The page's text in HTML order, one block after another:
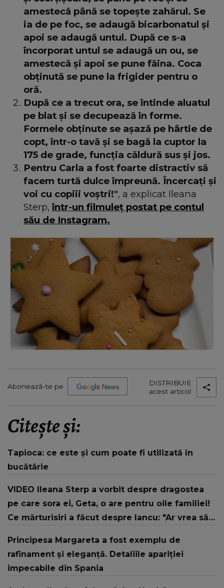
amestecă până se topește zahărul. Se
ia de pe foc, se adaugă bicarbonatul și
apoi se adaugă untul. După ce s-a
încorporat untul se adaugă un ou, se
amestecă și apoi se pune făina. Coca
obținută se pune la frigider pentru o
oră.
După ce a trecut ora, se întinde aluatul
pe blat și se decupează în forme.
Formele obținute se așază pe hârtie de
copt, într-o tavă și se bagă la cuptor la
175 de grade, funcția căldură sus și jos.
Pentru Carla a fost foarte distractiv să
facem turtă dulce împreună. Încercați și
voi cu copiii voștri!", a explicat Ileana
Sterp,într-un filmuleț postat pe contul
său de Instagram.
Abonează-te pe
DISTRIBUIE
acest articol
Citește și:
Tapioca: ce este și cum poate fi utilizată în
bucătărie
VIDEO Ileana Sterp a vorbit despre dragostea
pe care sora ei, Geta, o are pentru oile familiei!
Ce mărturisiri a făcut despre Iancu: "Ar vrea să
Principesa Margareta a fost exemplu de
rafinament și eleganță. Detaliile apariției
impecabile din Spania